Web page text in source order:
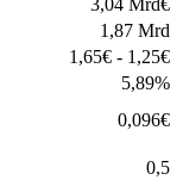
3,04 Mrd€
1,87 Mrd
1,65€ - 1,25€
5,89%
0,096€
0,5